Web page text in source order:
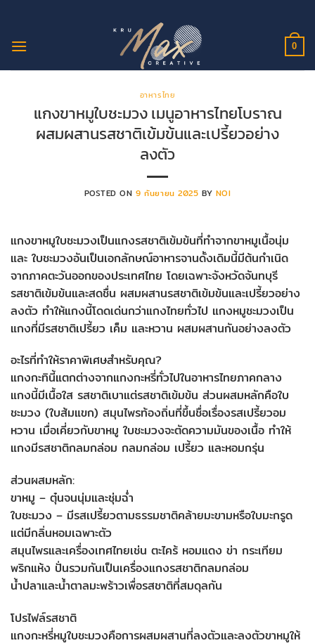
ยัง
0
อาหารไทย
แกงขาหมูใบชะมวง เมนูอาหารไทยโบราณ
ผสมผสานรสชาติเข้มข้นและเปรี้ยวอย่าง
ลงตัว
POSTED ON9 กันยายน 2025 BY NOI
แกงขาหมูใบชะมวงเป็นแกงรสชาติเข้มข้นที่ทำจากขาหมูเนื้อนุ่ม
และ ใบชะมวงอันเป็นเอกลักษณ์อาหารจานดั้งเดิมนี้มีต้นกำเนิด
จากภาคตะวันออกของประเทศไทย โดยเฉพาะจังหวัดจันทบุรี
รสชาติเข้มข้นและสดชื่น ผสมผสานรสชาติเข้มข้นและเปรี้ยวอย่าง
ลงตัว ทำให้แกงนี้โดดเด่นกว่าแกงไทยทั่วไป แกงหมูชะมวงเป็น
แกงที่มีรสชาติเปรี้ยว เค็ม และหวาน ผสมผสานกันอย่างลงตัว
อะไรที่ทำให้ราคาพิเศษสำหรับคุณ?
แกงกะทินี้แตกต่างจากแกงกะหรี่ทั่วไปในอาหารไทยภาคกลาง
แกงนี้มีเนื้อใส รสชาติเบาแต่รสชาติเข้มข้น ส่วนผสมหลักคือใบ
ชะมวง (ใบส้มแขก) สมุนไพรท้องถิ่นที่ขึ้นชื่อเรื่องรสเปรี้ยวอม
หวาน เมื่อเคี่ยวกับขาหมู ใบชะมวงจะตัดความมันของเนื้อ ทำให้
แกงมีรสชาติกลมกล่อม กลมกล่อม เปรี้ยว และหอมกรุ่น
ส่วนผสมหลัก:
ขาหมู – ตุ๋นจนนุ่มและชุ่มฉ่ำ
ใบชะมวง – มีรสเปรี้ยวตามธรรมชาติคล้ายมะขามหรือใบมะกรูด
แต่มีกลิ่นหอมเฉพาะตัว
สมุนไพรและเครื่องเทศไทยเช่น ตะไคร้ หอมแดง ข่า กระเทียม
พริกแห้ง ปั่นรวมกันเป็นเครื่องแกงรสชาติกลมกล่อม
น้ำปลาและน้ำตาลมะพร้าวเพื่อรสชาติที่สมดุลกัน
โปรไฟล์รสชาติ
แกงกะหรี่หมูใบชะมวงคือการผสมผสานที่ลงตัวและลงตัวขาหมูให้